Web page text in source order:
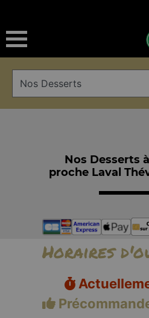
Nos Desserts
proche Laval
Horaires